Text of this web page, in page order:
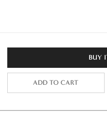
BUY
ADD TO CART